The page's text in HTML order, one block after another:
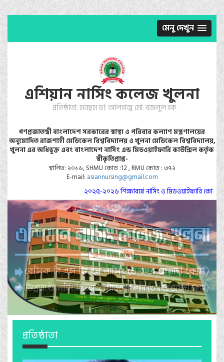
মেনু দেখুন
এশিয়ান নার্সিং কলেজ খুলনা
প্রতিষ্ঠাতা: মরহুম ডা: আলহাজ্ব মো: বজলুল হক
গণপ্রজাতন্ত্রী বাংলাদেশ সরকারের স্বাস্থ্য ও পরিবার কল্যাণ মস্ত্রণালয়ের
অনুমোদিত রাজশাহী মেডিকেল বিশ্ববিদ্যালয় ও খুলনা মেডিকেল বিশ্ববিদ্যালয়,
খুলনা এর অধিভুক্ত এবং বাংলাদেশ নার্সিং এন্ড মিডওয়াইফারি কাউন্সিল কর্তৃক
স্বীকৃতিপ্রাপ্ত-
স্থাপিত: ২০১৬, SHMU কোড :12 , RMU কোড : ৩৭২
E-mail: asiannursing@gmail.com
২০২৫-২০২৬ শিক্ষাবর্ষে নার্সিং ও মিডওয়াইফারি কোর্সে
প্রতিষ্ঠাতা